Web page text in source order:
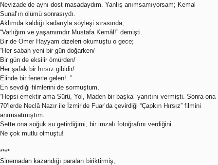
Nevizade’de aynı dost masadaydım. Yanlış anımsamıyorsam; Kemal
Sunal’ın ölümü sonrasıydı.
Aklımda kaldığı kadarıyla söyleşi sırasında,
“Varlığım ve yaşamımdır Mustafa Kemâl!” demişti.
Bir de Ömer Hayyam dizeleri okumuştu o gece;
“Her sabah yeni bir gün doğarken/
Bir gün de eksilir ömürden/
Her şafak bir hırsız gibidir/
Elinde bir fenerle gelen!..”
En sevdiği filmlerini de sormuştum,
“Hepsi emektir ama Sürü, Yol, Maden bir başka” yanıtını vermişti. Sonra ona
70’lerde Neclâ Nazır ile İzmir’de Fuar’da çevirdiği “Çapkın Hırsız” filmini
anımsatmıştım.
Sette ona soğuk su getirdiğimi, bir imzalı fotoğrafını verdiğini…
Ne çok mutlu olmuştu!
****
Sinemadan kazandığı paraları biriktirmiş,